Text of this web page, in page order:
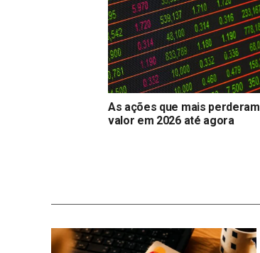
As ações que mais perderam
valor em 2026 até agora